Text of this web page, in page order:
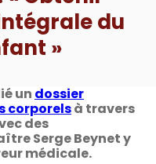
du
»
un dossier
corporelsà travers
des
Serge Beynet y
médicale.